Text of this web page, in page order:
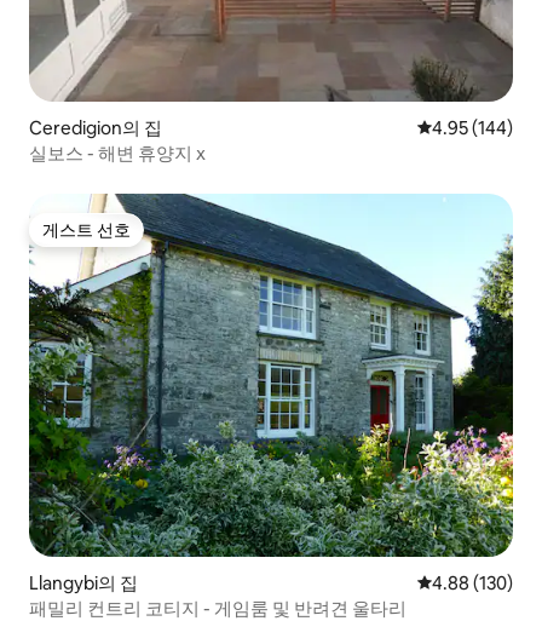
Ceredigion의 집 평점 4.95점(5
4.95 (144)
실보스 - 해변 휴양지 x
게스트 선호
게스트 선호
Llangybi의 집 평점 4.88점(5
4.88 (130)
패밀리 컨트리 코티지 - 게임룸 및 반려견 울타리